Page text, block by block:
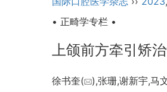
• 正畸学专栏 •
上颌前方牵引矫
徐书奎( ),张珊,谢新宇,马